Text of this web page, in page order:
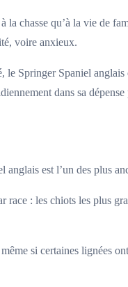
la chasse qu’à la vie de
voire anxieux.
le Springer Spaniel
dans sa
est l’un des plus
race : les chiots les plus
si certaines lignées